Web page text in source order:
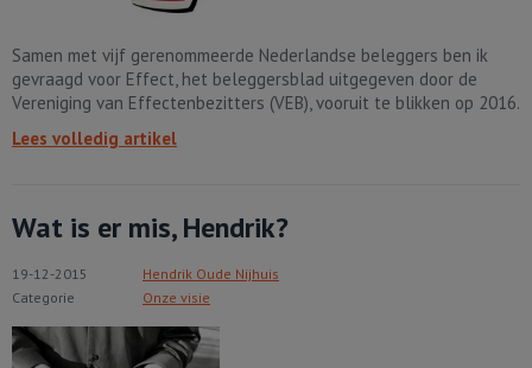
Samen met vijf gerenommeerde Nederlandse beleggers ben ik
gevraagd voor Effect, het beleggersblad uitgegeven door de
Vereniging van Effectenbezitters (VEB), vooruit te blikken op 2016.
Lees volledig artikel
Wat is er mis, Hendrik?
19-12-2015
Hendrik Oude Nijhuis
Categorie
Onze visie